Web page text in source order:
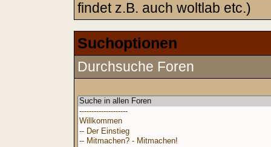
findet z.B. auch woltlab etc.)
Suchoptionen
Durchsuche Foren